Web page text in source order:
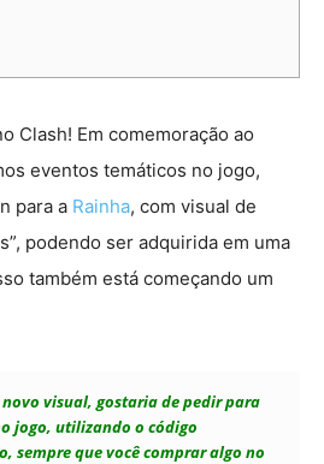
Clash! Em comemoração ao
eventos temáticos no jogo,
para a Rainha, com visual de
podendo ser adquirida em uma
também está começando um
visual, gostaria de pedir para
jogo, utilizando o código
sempre que você comprar algo no